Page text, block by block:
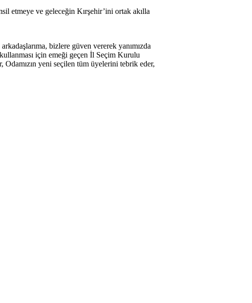
etmeye ve geleceğin Kırşehir’ini ortak akılla
bizlere güven vererek yanımızda
için emeği geçen İl Seçim Kurulu
Odamızın yeni seçilen tüm üyelerini tebrik eder,